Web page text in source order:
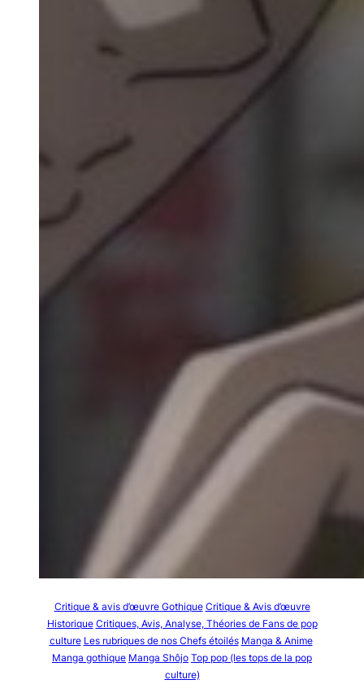
Critique & avis d’œuvre Gothique Critique & Avis d’œuvre
Historique Critiques, Avis, Analyse, Théories de Fans de pop
culture Les rubriques de nos Chefs étoilés Manga & Anime
Manga gothique Manga Shôjo Top pop (les tops de la pop
culture)